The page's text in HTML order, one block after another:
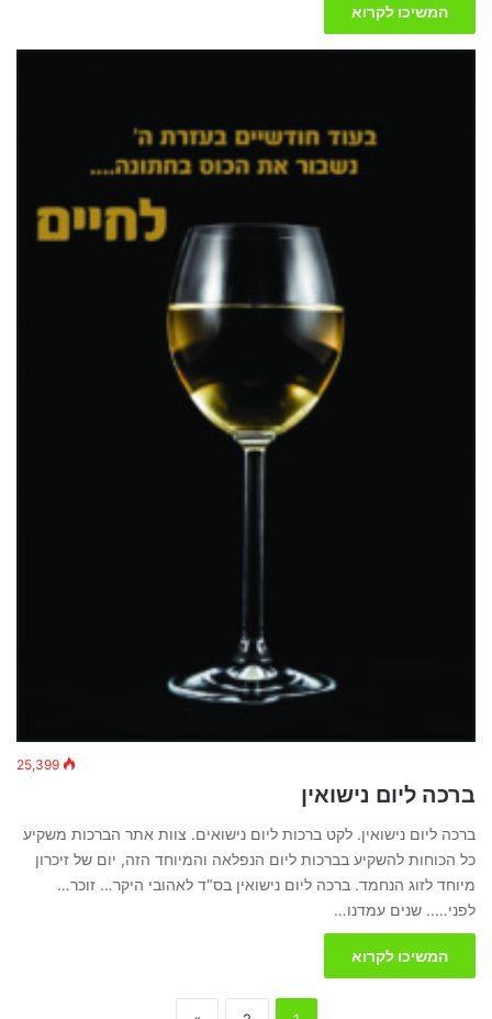
המשיכו לקרוא
ברכה ליום נישואין
ברכה ליום נישואין. לקט ברכות ליום נישואים. צוות אתר הברכות משקיע
כל הכוחות להשקיע בברכות ליום הנפלאה והמיוחד הזה, יום של זיכרון
מיוחד לזוג הנחמד. ברכה ליום נישואין בס"ד לאהובי היקר… זוכר…
לפני….. שנים עמדנו…
המשיכו לקרוא